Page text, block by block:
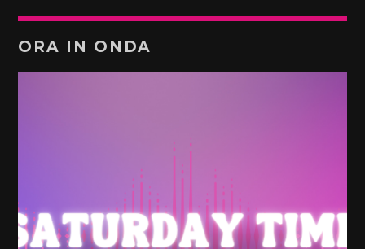
ORA IN ONDA